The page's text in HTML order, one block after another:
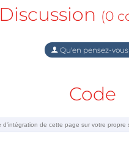
Discussion (0
Qu'en pensez-vous
Code